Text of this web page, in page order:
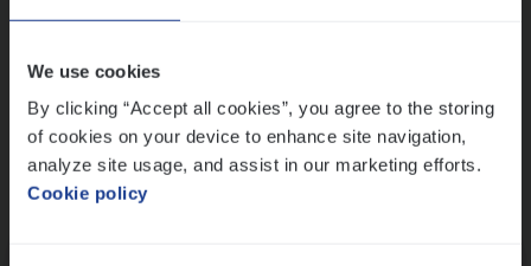
We use cookies
By clicking “Accept all cookies”, you agree to the storing
of cookies on your device to enhance site navigation,
analyze site usage, and assist in our marketing efforts.
Cookie policy